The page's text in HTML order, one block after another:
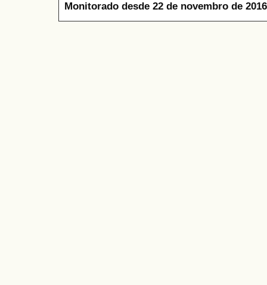
Monitorado desde 22 de novembro de